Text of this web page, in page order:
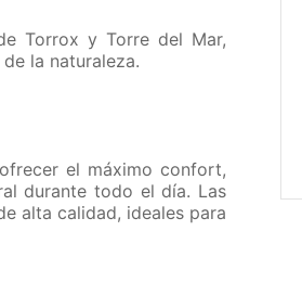
Torrox y Torre del Mar,
la naturaleza.
el máximo confort,
durante todo el día. Las
alta calidad, ideales para